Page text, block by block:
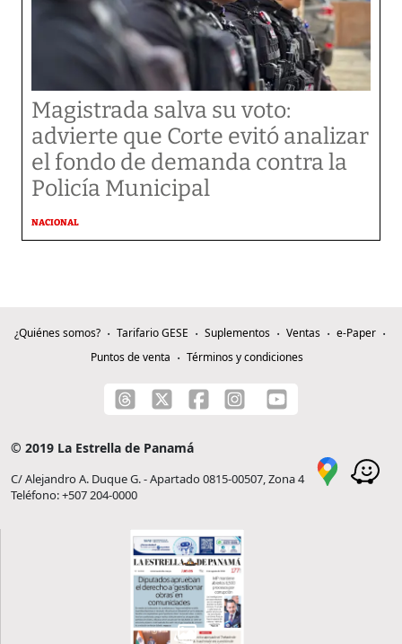
Magistrada salva su voto:
advierte que Corte evitó analizar
el fondo de demanda contra la
Policía Municipal
NACIONAL
¿Quiénes somos? Tarifario GESE Suplementos Ventas
e-Paper
Puntos de venta
Términos y condiciones
© 2019 La Estrella de Panamá
C/ Alejandro A. Duque G. - Apartado 0815-00507, Zona 4
Teléfono: +507 204-0000